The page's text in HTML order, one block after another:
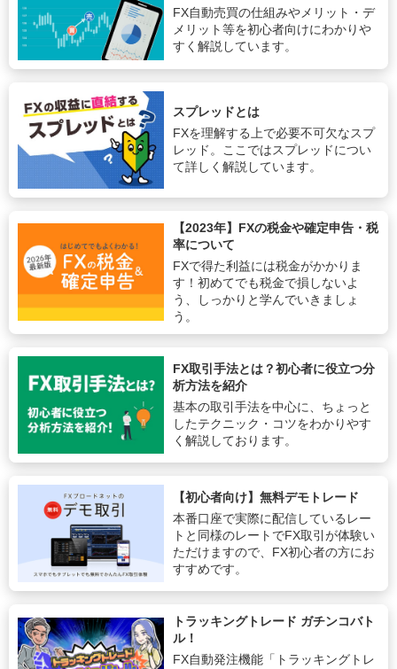
FX自動売買の仕組みやメリット・デ
メリット等を初心者向けにわかりや
すく解説しています。
スプレッドとは
FXを理解する上で必要不可欠なスプ
レッド。ここではスプレッドについ
て詳しく解説しています。
【2023年】FXの税金や確定申告・税
率について
FXで得た利益には税金がかかりま
す！初めてでも税金で損しないよ
う、しっかりと学んでいきましょ
う。
FX取引手法とは？初心者に役立つ分
析方法を紹介
基本の取引手法を中心に、ちょっと
したテクニック・コツをわかりやす
く解説しております。
【初心者向け】無料デモトレード
本番口座で実際に配信しているレー
トと同様のレートでFX取引が体験い
ただけますので、FX初心者の方にお
すすめです。
トラッキングトレード ガチンコバト
ル！
FX自動発注機能「トラッキングトレ